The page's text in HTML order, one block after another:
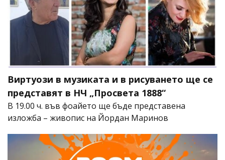
Виртуози в музиката и в рисуването ще се
представят в НЧ „Просвета 1888“
В 19.00 ч. във фоайето ще бъде представена
изложба – живопис на Йордан Маринов